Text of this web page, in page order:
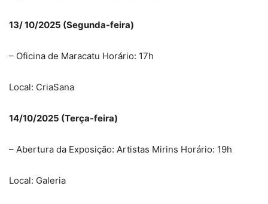
13/ 10/2025 (Segunda-feira)
– Oficina de Maracatu Horário: 17h
Local: CriaSana
14/10/2025 (Terça-feira)
– Abertura da Exposição: Artistas Mirins Horário: 19h
Local: Galeria